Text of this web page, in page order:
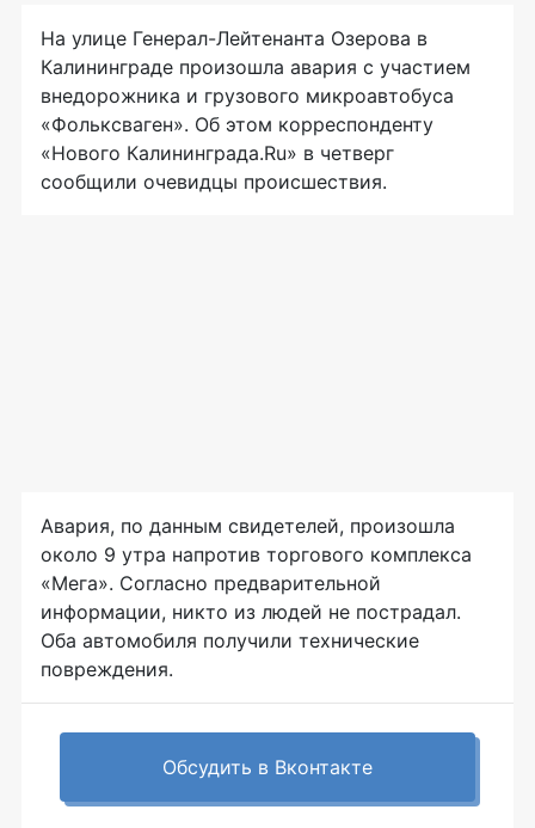
На улице Генерал-Лейтенанта Озерова в
Калининграде произошла авария с участием
внедорожника и грузового микроавтобуса
«Фольксваген». Об этом корреспонденту
«Нового Калининграда.Ru» в четверг
сообщили очевидцы происшествия.
Авария, по данным свидетелей, произошла
около 9 утра напротив торгового комплекса
«Мега». Согласно предварительной
информации, никто из людей не пострадал.
Оба автомобиля получили технические
повреждения.
Обсудить в Вконтакте